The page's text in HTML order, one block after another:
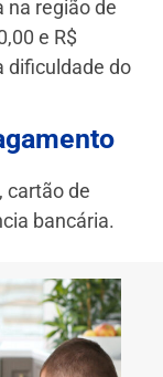
na região de
e R$
dificuldade do
cartão de
bancária.